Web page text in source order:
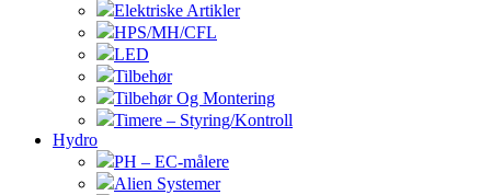
Elektriske Artikler
HPS/MH/CFL
LED
Tilbehør
Tilbehør Og Montering
Timere – Styring/Kontroll
Hydro
PH – EC-målere
Alien Systemer